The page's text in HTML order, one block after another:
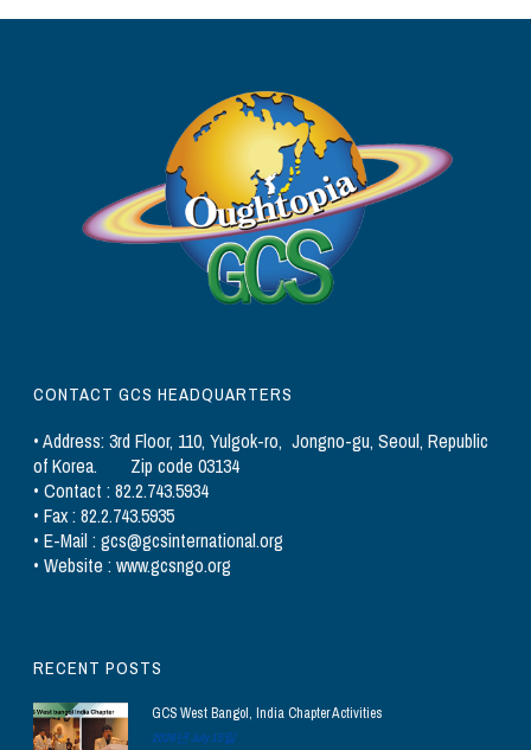
CONTACT GCS HEADQUARTERS
• Address: 3rd Floor, 110, Yulgok-ro, Jongno-gu, Seoul, Republic
of Korea. Zip code 03134
• Contact : 82.2.743.5934
• Fax : 82.2.743.5935
• E-Mail : gcs@gcsinternational.org
• Website : www.gcsngo.org
RECENT POSTS
GCS West Bangol, India Chapter Activities
2026년 July 15일